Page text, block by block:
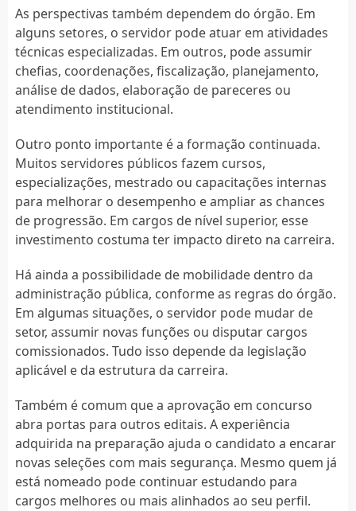
As perspectivas também dependem do órgão. Em
alguns setores, o servidor pode atuar em atividades
técnicas especializadas. Em outros, pode assumir
chefias, coordenações, fiscalização, planejamento,
análise de dados, elaboração de pareceres ou
atendimento institucional.
Outro ponto importante é a formação continuada.
Muitos servidores públicos fazem cursos,
especializações, mestrado ou capacitações internas
para melhorar o desempenho e ampliar as chances
de progressão. Em cargos de nível superior, esse
investimento costuma ter impacto direto na carreira.
Há ainda a possibilidade de mobilidade dentro da
administração pública, conforme as regras do órgão.
Em algumas situações, o servidor pode mudar de
setor, assumir novas funções ou disputar cargos
comissionados. Tudo isso depende da legislação
aplicável e da estrutura da carreira.
Também é comum que a aprovação em concurso
abra portas para outros editais. A experiência
adquirida na preparação ajuda o candidato a encarar
novas seleções com mais segurança. Mesmo quem já
está nomeado pode continuar estudando para
cargos melhores ou mais alinhados ao seu perfil.